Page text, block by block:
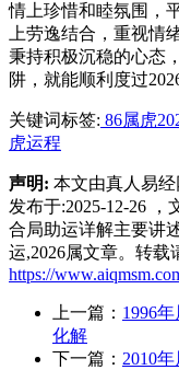
情上珍惜和睦氛围，
上劳逸结合，重视情
秉持积极沉稳的心态
阱，就能顺利度过
关键词标签: 86属虎
虎运程
声明: 本文由真人易
发布于:2025-12-26 ，
合局助运详解主要讲
运,2026属文章。转载
https://
上一篇： 1996
化解
下一篇： 2010